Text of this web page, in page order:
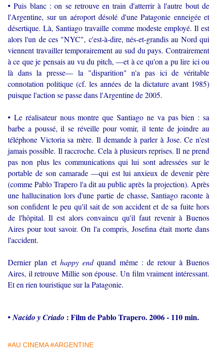
• Puis blanc : on se retrouve en train d'atterrir à l'autre bout de
l'Argentine, sur un aéroport désolé d'une Patagonie enneigée et
désertique. Là, Santiago travaille comme modeste employé. Il est
alors l'un de ces "NYC", c'est-à-dire, nés-et-grandis au Nord qui
viennent travailler temporairement au sud du pays. Contrairement
à ce que je pensais au vu du pitch, —et à ce qu'on a pu lire ici ou
là dans la presse— la "disparition" n'a pas ici de véritable
connotation politique (cf. les années de la dictature avant 1985)
puisque l'action se passe dans l'Argentine de 2005.
• Le réalisateur nous montre que Santiago ne va pas bien : sa
barbe a poussé, il se réveille pour vomir, il tente de joindre au
téléphone Victoria sa mère. Il demande à parler à Jose. Ce n'est
jamais possible. Il raccroche. Cela à plusieurs reprises. Il ne prend
pas non plus les communications qui lui sont adressées sur le
portable de son camarade —qui est lui anxieux de devenir père
(comme Pablo Trapero l'a dit au public après la projection). Après
une hallucination lors d'une partie de chasse, Santiago raconte à
son confident le peu qu'il sait de son accident et de sa fuite hors
de l'hôpital. Il est alors convaincu qu'il faut revenir à Buenos
Aires pour tout savoir. On l'a compris, Josefina était morte dans
l'accident.
Dernier plan et happy endquand même : de retour à Buenos
Aires, il retrouve Millie son épouse. Un film vraiment intéressant.
Et en rien touristique sur la Patagonie.
•Nacido y Criado : Film de Pablo Trapero. 2006 - 110 min.
#AU CINEMA #ARGENTINE